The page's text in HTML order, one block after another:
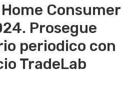
Consumer
Prosegue
periodico con
TradeLab